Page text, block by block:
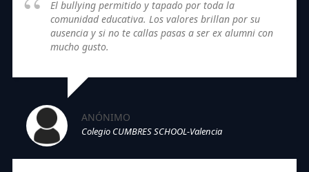
El bullying permitido y tapado por toda la
comunidad educativa. Los valores brillan por su
ausencia y si no te callas pasas a ser ex alumni con
mucho gusto.
ANÓNIMO
Colegio CUMBRES SCHOOL-Valencia